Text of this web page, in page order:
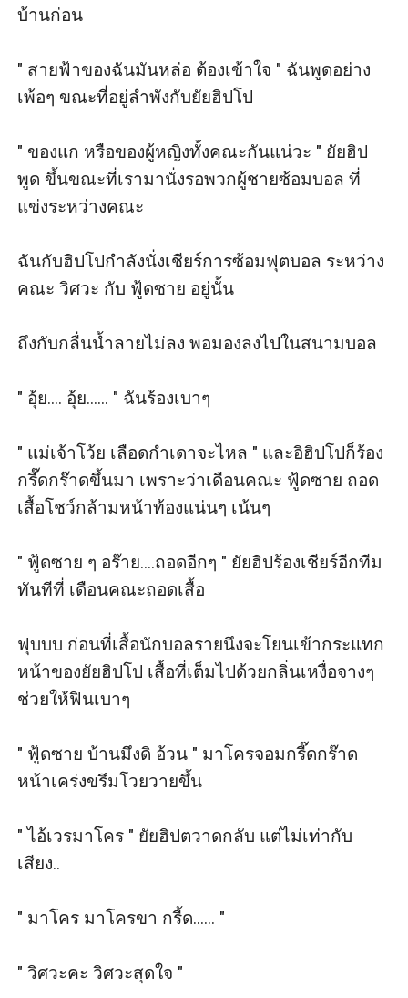
บ้านก่อน
" สายฟ้าของฉันมันหล่อ ต้องเข้าใจ " ฉันพูดอย่าง
เพ้อๆ ขณะที่อยู่ลำพังกับยัยฮิปโป
" ของแก หรือของผู้หญิงทั้งคณะกันแน่วะ " ยัยฮิป
พูด ขึ้นขณะที่เรามานั่งรอพวกผู้ชายซ้อมบอล ที่
แข่งระหว่างคณะ
ฉันกับฮิปโปกำลังนั่งเชียร์การซ้อมฟุตบอล ระหว่าง
คณะ วิศวะ กับ ฟู้ดซาย อยู่นั้น
ถึงกับกลื่นน้ำลายไม่ลง พอมองลงไปในสนามบอล
" อุ้ย.... อุ้ย...... " ฉันร้องเบาๆ
" แม่เจ้าโว้ย เลือดกําเดาจะไหล " และอิฮิปโปก็ร้อง
กรี๊ดกร๊าดขึ้นมา เพราะว่าเดือนคณะ ฟู้ดซาย ถอด
เสื้อโชว์กล้ามหน้าท้องแน่นๆ เน้นๆ
" ฟู้ดซาย ๆ อร๊าย....ถอดอีกๆ " ยัยฮิปร้องเชียร์อีกทีม
ทันทีที่ เดือนคณะถอดเสื้อ
ฟุบบบ ก่อนที่เสื้อนักบอลรายนึงจะโยนเข้ากระแทก
หน้าของยัยฮิปโป เสื้อที่เต็มไปด้วยกลิ่นเหงื่อจางๆ
ช่วยให้ฟินเบาๆ
" ฟู้ดซาย บ้านมึงดิ อ้วน " มาโครจอมกรี๊ดกร๊าด
หน้าเคร่งขรึมโวยวายขึ้น
" ไอ้เวรมาโคร " ยัยฮิปตวาดกลับ แต่ไม่เท่ากับ
เสียง..
" มาโคร มาโครขา กรี้ด...... "
" วิศวะคะ วิศวะสุดใจ "